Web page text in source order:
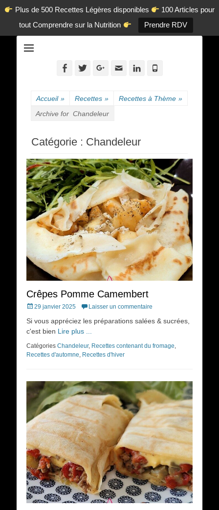
Plus de 500 Recettes Légères disponibles
100 Articles pour
tout Comprendre sur la Nutrition
Prendre RDV
en-ligne.com
Facebook
TwitterGoogleplus
AdresseLinkedin
Accueil » Recettes » Recettes à Thème »
Archive for Chandeleur
Catégorie : Chandeleur
Crêpes Pomme Camembert
Posted
29 janvier 2025 Laisser un commentaire
Si vous appréciez les préparations salées & sucrées,
c'est bien Lire plus ...
Catégories Chandeleur, Recettes contenant du fromage
Recettes d'automne Recettes d'hiver